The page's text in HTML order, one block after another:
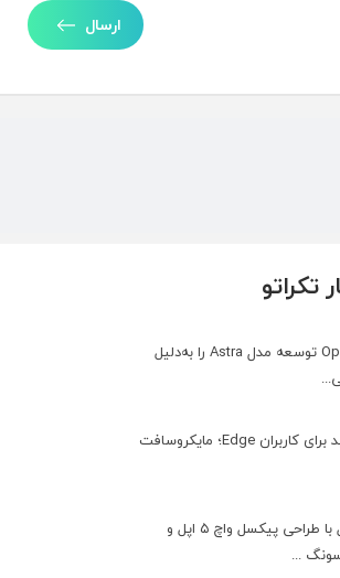
تکراتو
OpenAI توسعه مدل Astra را به‌دلیل
خبر بد برای کاربران Edge؛ مایکروسافت
گوگل با طراحی پیکسل واچ ۵ اپل و
...
ارسال